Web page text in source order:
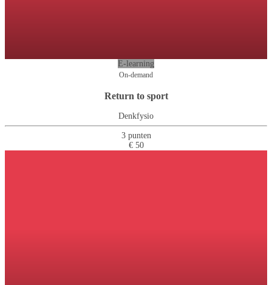
E-learning
On-demand
Return to sport
Denkfysio
3 punten
€ 50